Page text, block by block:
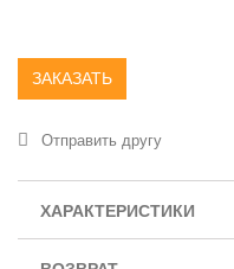
ЗАКАЗАТЬ
Отправить другу
ХАРАКТЕРИСТИКИ